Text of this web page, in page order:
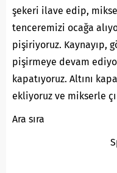
şekeri ilave edip,
tenceremizi ocağa
pişiriyoruz. Kaynayıp,
pişirmeye devam
kapatıyoruz. Altını
ekliyoruz ve mikserle
Ara sıra